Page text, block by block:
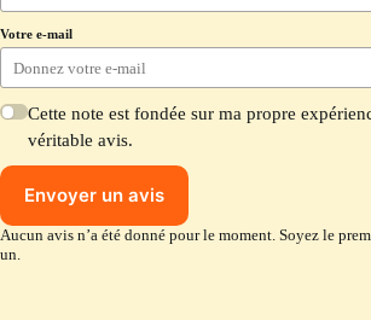
Votre e-mail
Cette note est fondée sur ma propre
véritable avis.
Envoyer un avis
Aucun avis n’a été donné pour le moment. Soyez le
un.